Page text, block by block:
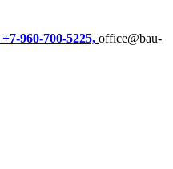
+7-960-700-5225, office@bau-